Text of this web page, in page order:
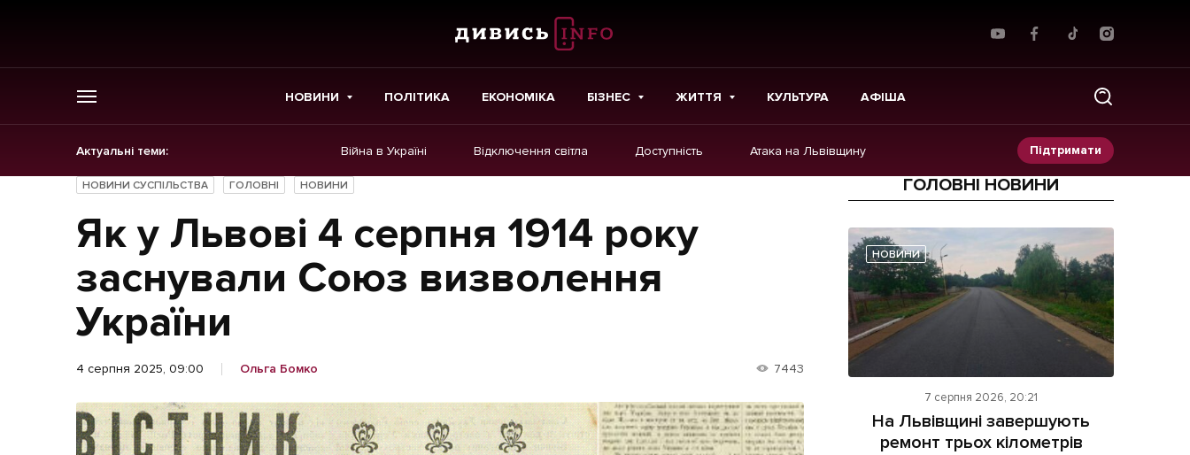
НОВИНИ ПОЛІТИКА ЕКОНОМІКА БІЗНЕС ЖИТТЯ КУЛЬТУРА АФІША
Актуальні теми: Війна в Україні Відключення світла Доступність Атака на Львівщину Підтримати
ГОЛОВНЕ
Новини
Політика
Економіка
Бізнес
Життя
Картки
Репортаж
Лонгріди
Прес-релізи
Фото/Відео
Made in Lviv
НОВИНИ СУСПІЛЬСТВА ГОЛОВНІ НОВИНИ
Як у Львові 4 серпня 1914 року
заснували Союз визволення
України
4 серпня 2025, 09:00 Ольга Бомко 7443
ГОЛОВНІ НОВИНИ
НОВИНИ
7 серпня 2026, 20:21
На Львівщині завершують
ремонт трьох кілометрів